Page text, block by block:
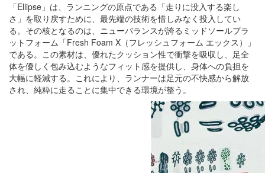
「Ellipse」は、ランニングの原点である「走りに没入する楽し
さ」を取り戻すために、最先端の技術を惜しみなく投入してい
る。その核となるのは、ニューバランスが誇るミッドソールプラ
ットフォーム「Fresh Foam X（フレッシュフォーム エックス）」
である。この素材は、優れたクッション性で衝撃を吸収し、足全
体を優しく包み込むようなフィット感を提供し、身体への負担を
大幅に軽減する。これにより、ランナーは足元の不快感から解放
され、純粋に走ることに集中できる環境が整う。